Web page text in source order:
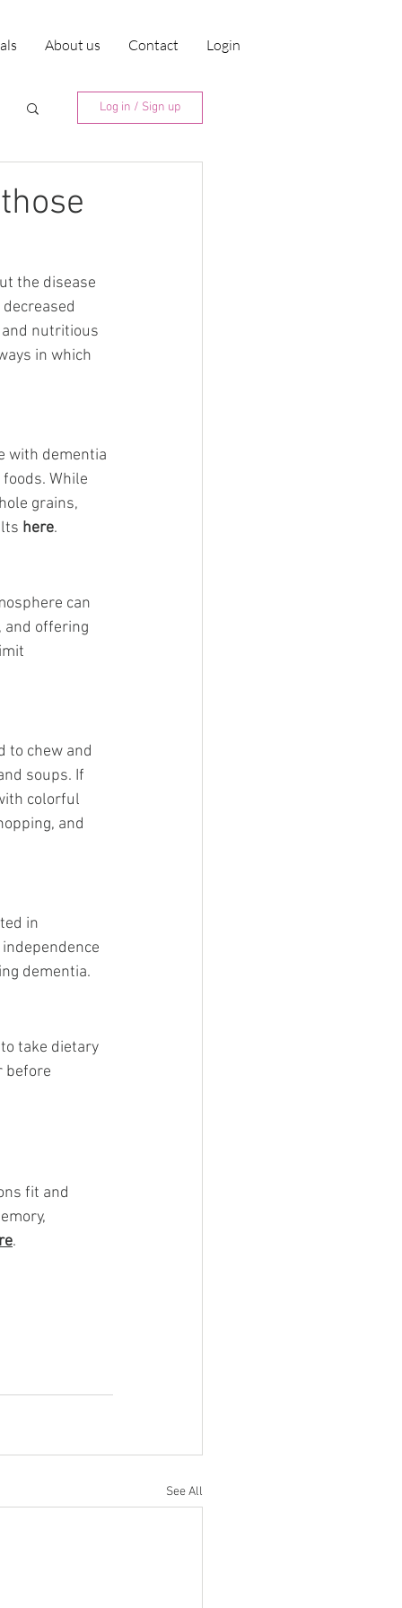
About us Contact Login
Log in / Sign up
the disease
nutritious
in which
with dementia
While
grains,
here.
can
and offering
to chew and
soups. If
colorful
and
in
dementia.
take dietary
before
fit and
.
See All